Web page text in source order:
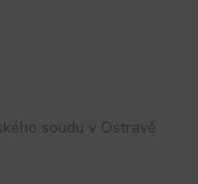
soudu v Ostravě